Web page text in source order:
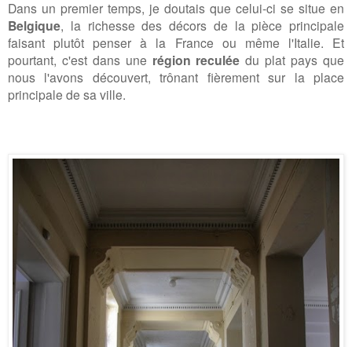
Dans un premier temps, je doutais que celui-ci se situe en
Belgique, la richesse des décors de la pièce principale
faisant plutôt penser à la France ou même l'Italie. Et
pourtant, c'est dans une région reculée du plat pays que
nous l'avons découvert, trônant fièrement sur la place
principale de sa ville.